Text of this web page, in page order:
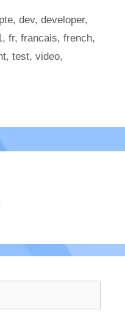
,dev,developer,
, fr, francais, french,
, test, video,